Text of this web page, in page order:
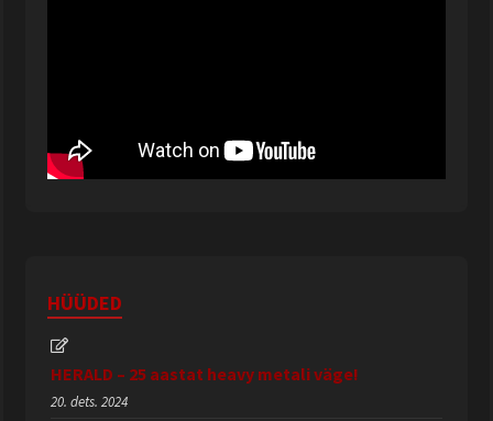
HÜÜDED
HERALD – 25 aastat heavy metali väge!
20. dets. 2024